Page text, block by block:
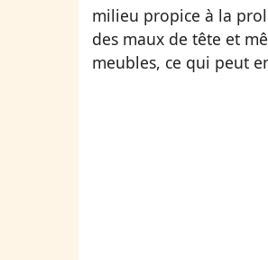
milieu propice à la
des maux de tête et
meubles, ce qui peut